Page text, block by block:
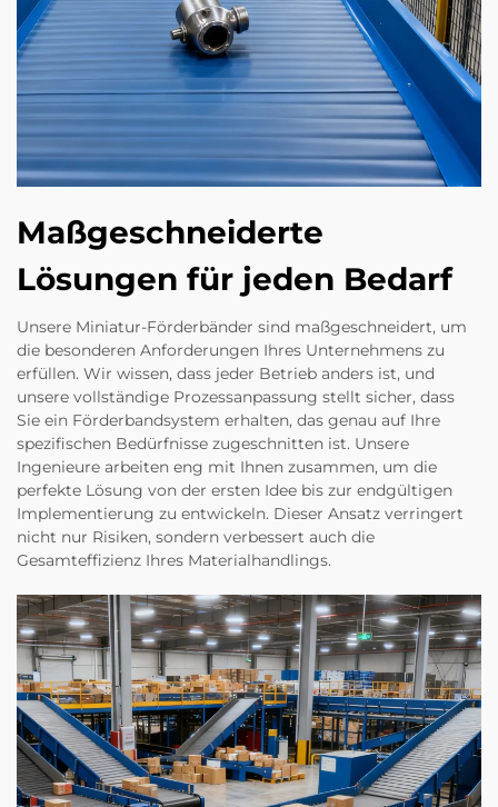
Maßgeschneiderte
Lösungen für jeden Bedarf
Unsere Miniatur-Förderbänder sind maßgeschneidert, um
die besonderen Anforderungen Ihres Unternehmens zu
erfüllen. Wir wissen, dass jeder Betrieb anders ist, und
unsere vollständige Prozessanpassung stellt sicher, dass
Sie ein Förderbandsystem erhalten, das genau auf Ihre
spezifischen Bedürfnisse zugeschnitten ist. Unsere
Ingenieure arbeiten eng mit Ihnen zusammen, um die
perfekte Lösung von der ersten Idee bis zur endgültigen
Implementierung zu entwickeln. Dieser Ansatz verringert
nicht nur Risiken, sondern verbessert auch die
Gesamteffizienz Ihres Materialhandlings.